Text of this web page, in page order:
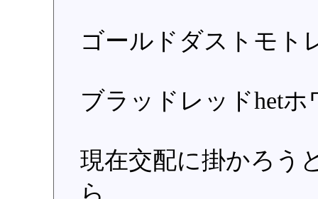
ゴールドダストモト
ブラッドレッドhet
現在交配に掛かろう
ら